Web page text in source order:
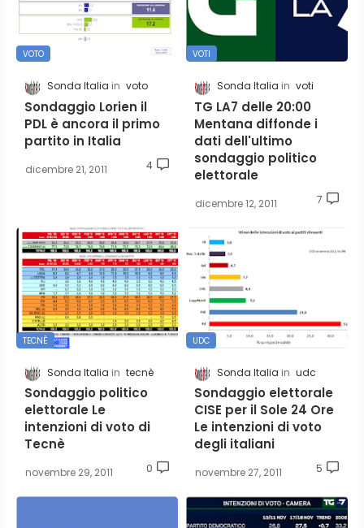
VOTO
Sonda Italia voto
Sondaggio Lorien il
PDL è ancora il primo
partito in Italia
dicembre 21, 2011 4
VOTI
Sonda Italia voti
TG LA7 delle 20:00
Mentana diffonde i
dati dell'ultimo
sondaggio politico
elettorale
dicembre 12, 2011 7
TECNÈ
Sonda Italia tecnè
Sondaggio politico
elettorale Le
intenzioni di voto di
Tecnè
novembre 29, 2011 0
UDC
Sonda Italia udc
Sondaggio elettorale
CISE per il Sole 24 Ore
Le intenzioni di voto
degli italiani
novembre 27, 2011 5